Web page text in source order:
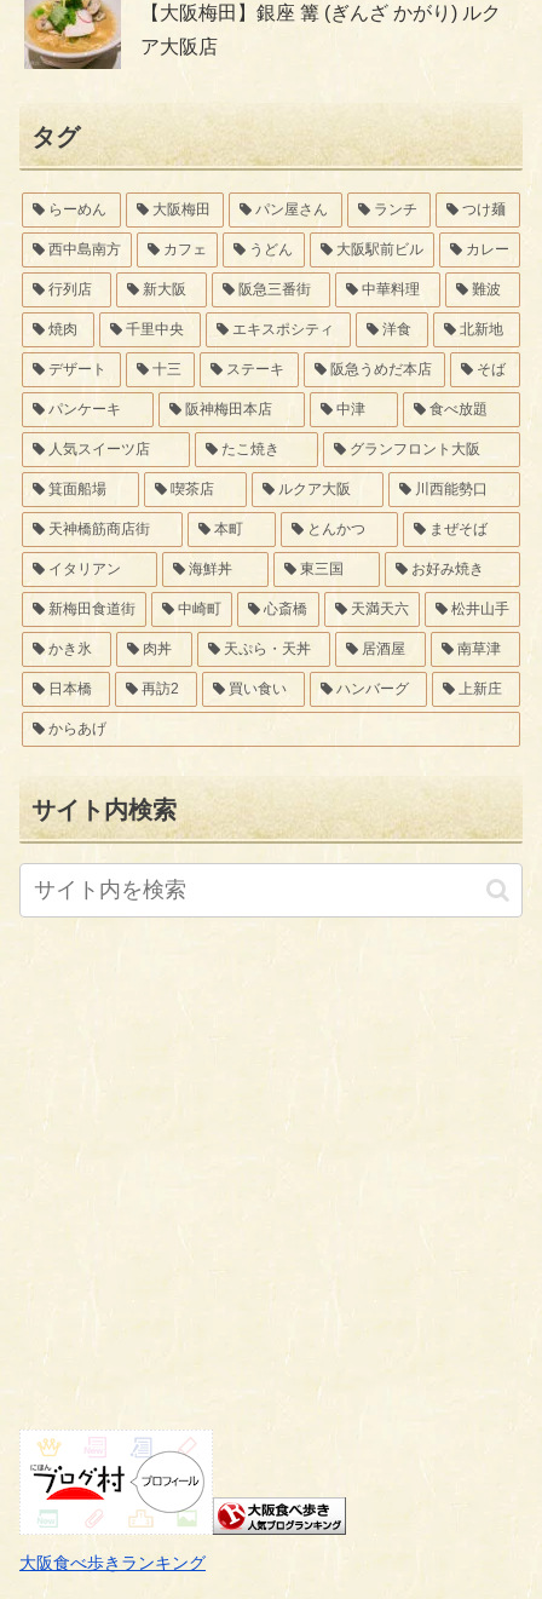
【大阪梅田】銀座 篝 (ぎんざ かがり) ルク
ア大阪店
タグ
らーめん 大阪梅田 パン屋さん ランチ つけ麺
西中島南方 カフェ うどん 大阪駅前ビル カレー
行列店 新大阪 阪急三番街 中華料理 難波
焼肉 千里中央 エキスポシティ 洋食 北新地
デザート 十三 ステーキ 阪急うめだ本店 そば
パンケーキ 阪神梅田本店 中津 食べ放題
人気スイーツ店 たこ焼き グランフロント大阪
箕面船場 喫茶店 ルクア大阪 川西能勢口
天神橋筋商店街 本町 とんかつ まぜそば
イタリアン 海鮮丼 東三国 お好み焼き
新梅田食道街 中崎町 心斎橋 天満天六 松井山手
かき氷 肉丼 天ぷら・天丼 居酒屋 南草津
日本橋 再訪2 買い食い ハンバーグ 上新庄
からあげ
サイト内検索
大阪食べ歩きランキング